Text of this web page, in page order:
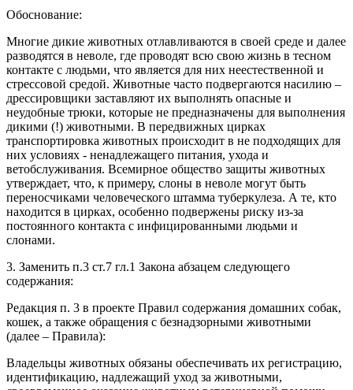
Обоснование:
Многие дикие животных отлавливаются в своей среде и далее
разводятся в неволе, где проводят всю свою жизнь в тесном
контакте с людьми, что является для них неестественной и
стрессовой средой. Животные часто подвергаются насилию –
дрессировщики заставляют их выполнять опасные и
неудобные трюки, которые не предназначены для выполнения
дикими (!) животными. В передвижных цирках
транспортировка животных происходит в не подходящих для
них условиях - ненадлежащего питания, ухода и
ветобслуживания. Всемирное общество защиты животных
утверждает, что, к примеру, слоны в неволе могут быть
переносчиками человеческого штамма туберкулеза. А те, кто
находится в цирках, особенно подвержены риску из-за
постоянного контакта с инфицированными людьми и
слонами.
3. Заменить п.3 ст.7 гл.1 Закона абзацем следующего
содержания:
Редакция п. 3 в проекте Правил содержания домашних собак,
кошек, а также обращения с безнадзорными животными
(далее – Правила):
Владельцы животных обязаны обеспечивать их регистрацию,
идентификацию, надлежащий уход за животными,